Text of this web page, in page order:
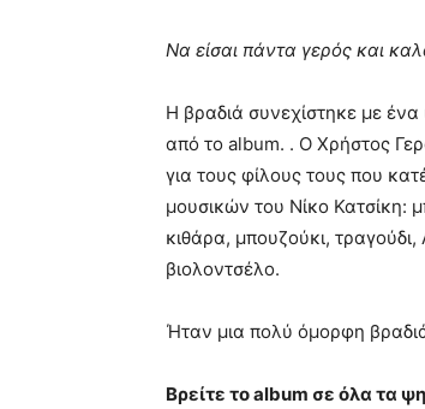
Να είσαι πάντα γερός και
Η βραδιά συνεχίστηκε με
από το album. . Ο Χρήστος
για τους φίλους τους που
μουσικών του Νίκο Κατσίκη:
κιθάρα, μπουζούκι,
βιολοντσέλο.
Ήταν μια πολύ όμορφη
Βρείτε τοalbum σε όλα τα